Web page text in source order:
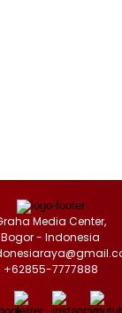
Media Center,
Bogor - Indonesia
+62855-7777888